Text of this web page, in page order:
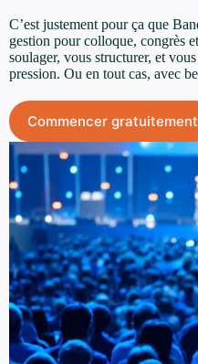
C’est justement pour ça que
gestion pour colloque, congrès
soulager, vous structurer, et
pression. Ou en tout cas, avec
Commencer gratuitement